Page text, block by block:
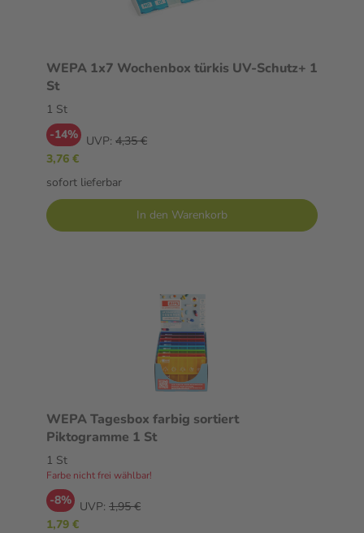
WEPA 1x7 Wochenbox türkis UV-Schutz+ 1
St
1 St
-14% UVP: 4,35 €
3,76 €
sofort lieferbar
In den Warenkorb
WEPA Tagesbox farbig sortiert
Piktogramme 1 St
1 St
Farbe nicht frei wählbar!
-8% UVP: 1,95 €
1,79 €